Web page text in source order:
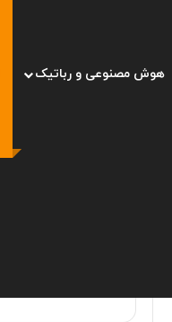
هوش مصنوعی و رباتیک